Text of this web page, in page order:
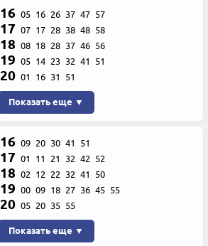
16 05 16 26 37 47 57
17 07 17 28 38 48 58
18 08 18 28 37 46 56
19 05 14 23 32 41 51
20 01 16 31 51
Показать еще ▼
16 09 20 30 41 51
17 01 11 21 32 42 52
18 02 12 22 32 41 50
19 00 09 18 27 36 45 55
20 05 20 35 55
Показать еще ▼